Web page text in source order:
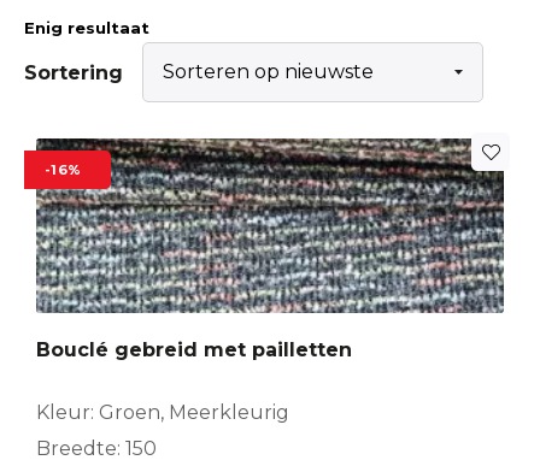
Enig resultaat
Sortering
-16%
Bouclé gebreid met pailletten
Kleur: Groen, Meerkleurig
Breedte: 150